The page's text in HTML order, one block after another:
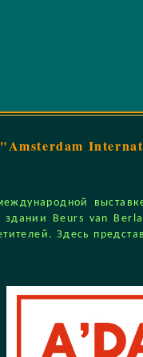
Beurs van
Здесь